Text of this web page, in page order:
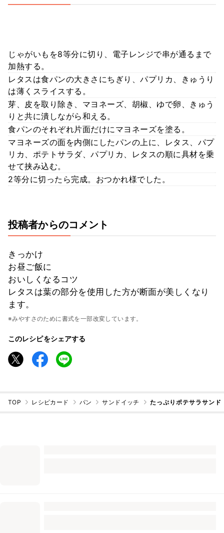
じゃがいもを8等分に切り、電子レンジで串が通るまで
加熱する。
レタスは食パンの大きさにちぎり、パプリカ、きゅうり
は薄くスライスする。
芽、皮を取り除き、マヨネーズ、胡椒、ゆで卵、きゅう
りと共に潰しながら和える。
食パンのそれぞれ片面だけにマヨネーズを塗る。
マヨネーズの面を内側にしたパンの上に、レタス、パプ
リカ、ポテトサラダ、パプリカ、レタスの順に具材を乗
せて挟み込む。
2等分に切ったら完成。おつかれ様でした。
投稿者からのコメント
きっかけ
お昼ご飯に
おいしくなるコツ
レタスは葉の部分を使用した方が断面が美しくなり
ます。
※みやすさのために書式を一部改変しています。
このレシピをシェアする
TOP レシピカード パン サンドイッチ たっぷりポテサラサンド